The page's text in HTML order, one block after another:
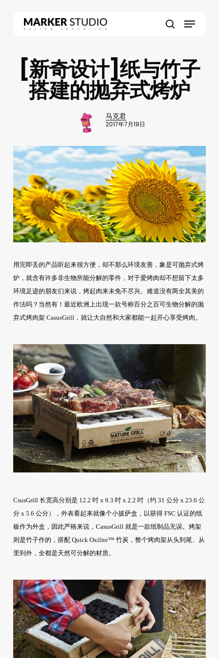
Menu
[新奇设计]纸与竹子
搭建的抛弃式烤炉
马克君
2017年7月19日
用完即丢的产品听起来很方便，却不那么环境友善，象是可抛弃式烤
炉，就含有许多非生物所能分解的零件，对于爱烤肉却不想留下太多
环境足迹的朋友们来说，烤起肉来未免不尽兴。难道没有两全其美的
作法吗？当然有！最近欧洲上出现一款号称百分之百可生物分解的抛
弃式烤肉架 CasusGrill，就让大自然和大家都能一起开心享受烤肉。
CsusGrill 长宽高分别是 12.2 吋 x 9.3 吋 x 2.2 吋（约 31 公分 x 23.6 公
分 x 5.6 公分），外表看起来就像个小披萨盒，以获得 FSC 认证的纸
板作为外盒，因此严格来说，CasusGrill 就是一款纸制品无误。烤架
则是竹子作的，搭配 Quick Oxilite™ 竹炭，整个烤肉架从头到尾、从
里到外，全都是天然可分解的材质。